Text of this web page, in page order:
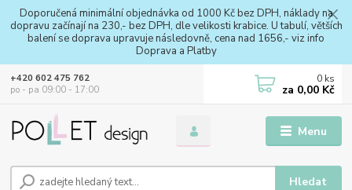
Doporučená minimální objednávka od 1000 Kč bez DPH, náklady na
dopravu začínají na 230,- bez DPH, dle velikosti krabice. U tabulí, větších
balení se doprava upravuje následovně, cena nad 1656,- viz info
Doprava a Platby
Menu
Hledat
+420 602 475 762
po - pa 09:00 - 17:00
0 ks
za 0,00 Kč